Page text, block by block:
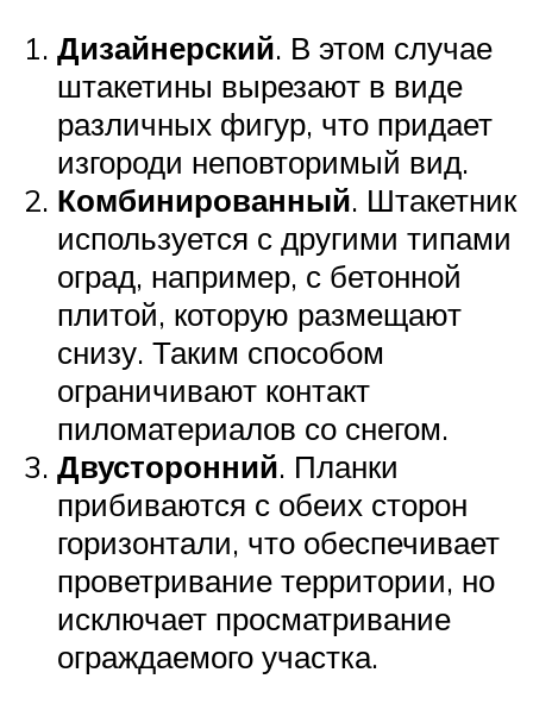
Дизайнерский. В этом случае
штакетины вырезают в виде
различных фигур, что придает
изгороди неповторимый вид.
Комбинированный. Штакетник
используется с другими типами
оград, например, с бетонной
плитой, которую размещают
снизу. Таким способом
ограничивают контакт
пиломатериалов со снегом.
Двусторонний. Планки
прибиваются с обеих сторон
горизонтали, что обеспечивает
проветривание территории, но
исключает просматривание
ограждаемого участка.